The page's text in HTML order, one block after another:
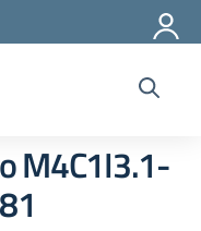
M4C1I3.1-